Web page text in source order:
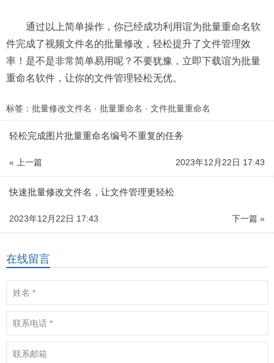
通过以上简单操作，你已经成功利用谊为批量重命名软
件完成了视频文件名的批量修改，轻松提升了文件管理效
率！是不是非常简单易用呢？不要犹豫，立即下载谊为批量
重命名软件，让你的文件管理轻松无优。
标签： 批量修改文件名 · 批量重命名 · 文件批量重命名
轻松完成图片批量重命名编号不重复的任务
« 上一篇 2023年12月22日 17:43
快速批量修改文件名，让文件管理更轻松
下一篇 »
2023年12月22日 17:43
在线留言